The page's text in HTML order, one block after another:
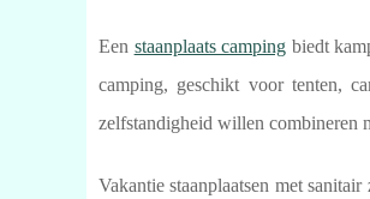
Een staanplaats camping biedt
camping, geschikt voor tenten,
zelfstandigheid willen combineren
Vakantie staanplaatsen met